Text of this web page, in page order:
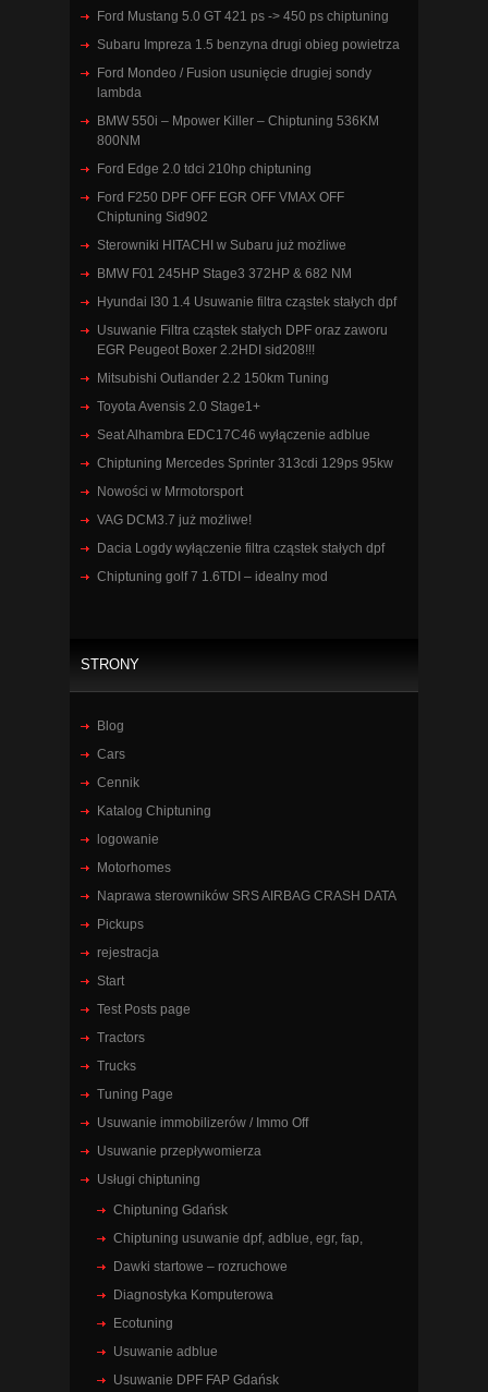
Ford Mustang 5.0 GT 421 ps -> 450 ps chiptuning
Subaru Impreza 1.5 benzyna drugi obieg powietrza
Ford Mondeo / Fusion usunięcie drugiej sondy
lambda
BMW 550i – Mpower Killer – Chiptuning 536KM
800NM
Ford Edge 2.0 tdci 210hp chiptuning
Ford F250 DPF OFF EGR OFF VMAX OFF
Chiptuning Sid902
Sterowniki HITACHI w Subaru już możliwe
BMW F01 245HP Stage3 372HP & 682 NM
Hyundai I30 1.4 Usuwanie filtra cząstek stałych dpf
Usuwanie Filtra cząstek stałych DPF oraz zaworu
EGR Peugeot Boxer 2.2HDI sid208!!!
Mitsubishi Outlander 2.2 150km Tuning
Toyota Avensis 2.0 Stage1+
Seat Alhambra EDC17C46 wyłączenie adblue
Chiptuning Mercedes Sprinter 313cdi 129ps 95kw
Nowości w Mrmotorsport
VAG DCM3.7 już możliwe!
Dacia Logdy wyłączenie filtra cząstek stałych dpf
Chiptuning golf 7 1.6TDI – idealny mod
STRONY
Blog
Cars
Cennik
Katalog Chiptuning
logowanie
Motorhomes
Naprawa sterowników SRS AIRBAG CRASH DATA
Pickups
rejestracja
Start
Test Posts page
Tractors
Trucks
Tuning Page
Usuwanie immobilizerów / Immo Off
Usuwanie przepływomierza
Usługi chiptuning
Chiptuning Gdańsk
Chiptuning usuwanie dpf, adblue, egr, fap,
Dawki startowe – rozruchowe
Diagnostyka Komputerowa
Ecotuning
Usuwanie adblue
Usuwanie DPF FAP Gdańsk